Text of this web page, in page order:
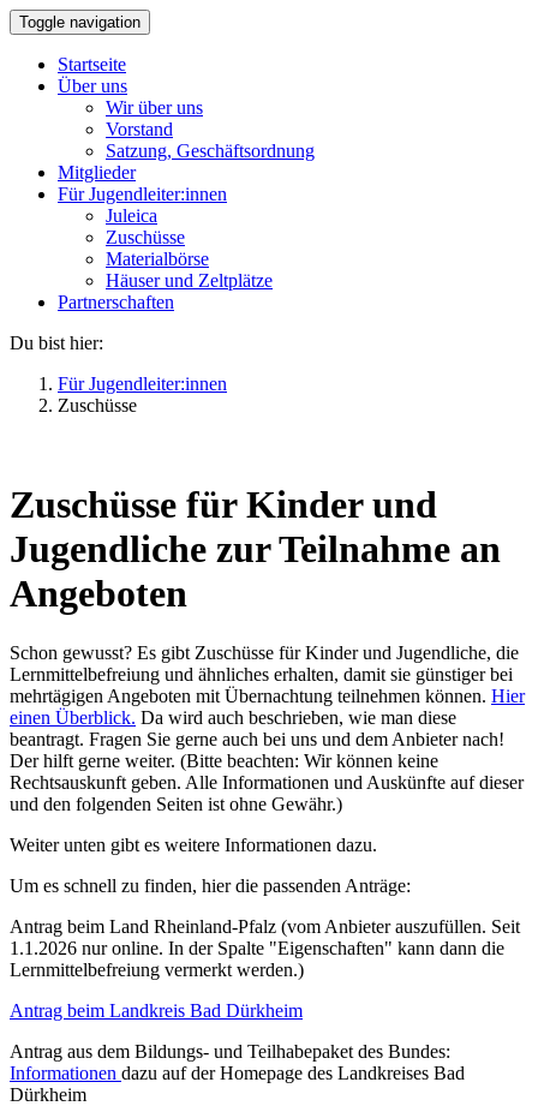
Toggle navigation
Startseite
Über uns
Wir über uns
Vorstand
Satzung, Geschäftsordnung
Mitglieder
Für Jugendleiter:innen
Juleica
Zuschüsse
Materialbörse
Häuser und Zeltplätze
Partnerschaften
Du bist hier:
Für Jugendleiter:innen
Zuschüsse
Zuschüsse für Kinder und
Jugendliche zur Teilnahme an
Angeboten
Schon gewusst? Es gibt Zuschüsse für Kinder und Jugendliche, die
Lernmittelbefreiung und ähnliches erhalten, damit sie günstiger bei
mehrtägigen Angeboten mit Übernachtung teilnehmen können. Hier
einen Überblick. Da wird auch beschrieben, wie man diese
beantragt. Fragen Sie gerne auch bei uns und dem Anbieter nach!
Der hilft gerne weiter. (Bitte beachten: Wir können keine
Rechtsauskunft geben. Alle Informationen und Auskünfte auf dieser
und den folgenden Seiten ist ohne Gewähr.)
Weiter unten gibt es weitere Informationen dazu.
Um es schnell zu finden, hier die passenden Anträge:
Antrag beim Land Rheinland-Pfalz (vom Anbieter auszufüllen. Seit
1.1.2026 nur online. In der Spalte "Eigenschaften" kann dann die
Lernmittelbefreiung vermerkt werden.)
Antrag beim Landkreis Bad Dürkheim
Antrag aus dem Bildungs- und Teilhabepaket des Bundes:
Informationen dazu auf der Homepage des Landkreises Bad
Dürkheim